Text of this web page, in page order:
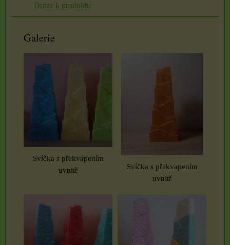
Dotaz k produktu
Galerie
Svíčka s překvapením
uvnitř
Svíčka s překvapením
uvnitř